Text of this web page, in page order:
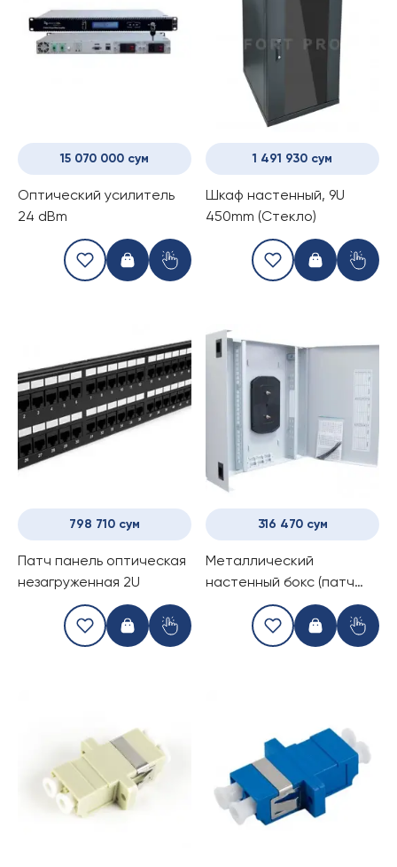
15 070 000 сум
Оптический усилитель
24 dBm
1 491 930 сум
Шкаф настенный, 9U
450mm (Стекло)
798 710 сум
Патч панель оптическая
незагруженная 2U
316 470 сум
Металлический
настенный бокс (патч
панель) 8-16 портов